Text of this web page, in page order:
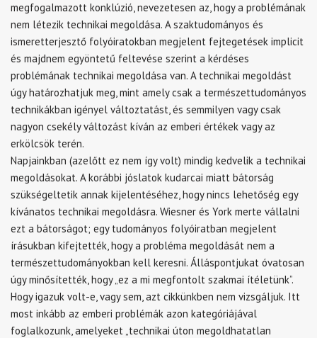
megfogalmazott konklúzió, nevezetesen az, hogy a problémának
nem létezik technikai megoldása. A szaktudományos és
ismeretterjesztő folyóiratokban megjelent fejtegetések implicit
és majdnem egyöntetű feltevése szerint a kérdéses
problémának technikai megoldása van. A technikai megoldást
úgy határozhatjuk meg, mint amely csak a természettudományos
technikákban igényel változtatást, és semmilyen vagy csak
nagyon csekély változást kíván az emberi értékek vagy az
erkölcsök terén.
Napjainkban (azelőtt ez nem így volt) mindig kedvelik a technikai
megoldásokat. A korábbi jóslatok kudarcai miatt bátorság
szükségeltetik annak kijelentéséhez, hogy nincs lehetőség egy
kívánatos technikai megoldásra. Wiesner és York merte vállalni
ezt a bátorságot; egy tudományos folyóiratban megjelent
írásukban kifejtették, hogy a probléma megoldását nem a
természettudományokban kell keresni. Álláspontjukat óvatosan
úgy minősítették, hogy „ez a mi megfontolt szakmai ítéletünk”.
Hogy igazuk volt-e, vagy sem, azt cikkünkben nem vizsgáljuk. Itt
most inkább az emberi problémák azon kategóriájával
foglalkozunk, amelyeket „technikai úton megoldhatatlan